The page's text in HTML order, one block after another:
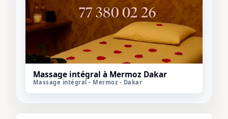
Massage intégral - Mermoz - Dakar
Massage intégral à Mermoz Dakar